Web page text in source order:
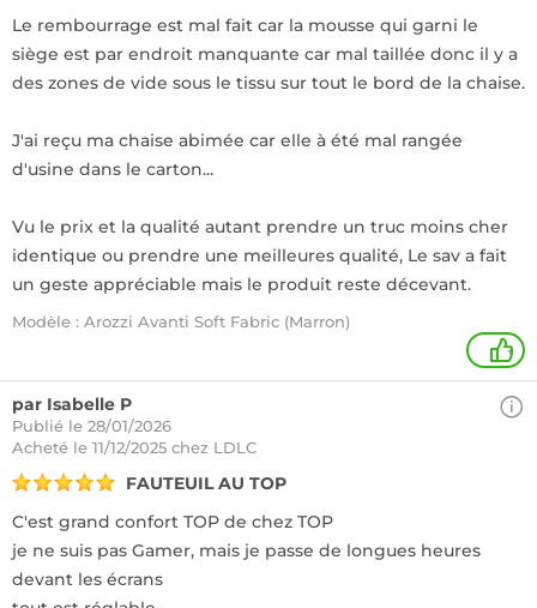
Le rembourrage est mal fait car la mousse qui garni le
siège est par endroit manquante car mal taillée donc il y a
des zones de vide sous le tissu sur tout le bord de la chaise.
J'ai reçu ma chaise abimée car elle à été mal rangée
d'usine dans le carton...
Vu le prix et la qualité autant prendre un truc moins cher
identique ou prendre une meilleures qualité, Le sav a fait
un geste appréciable mais le produit reste décevant.
Modèle : Arozzi Avanti Soft Fabric (Marron)
+
par Isabelle P
Publié le 28/01/2026
Acheté le 11/12/2025 chez LDLC
FAUTEUIL AU TOP
C'est grand confort TOP de chez TOP
je ne suis pas Gamer, mais je passe de longues heures
devant les écrans